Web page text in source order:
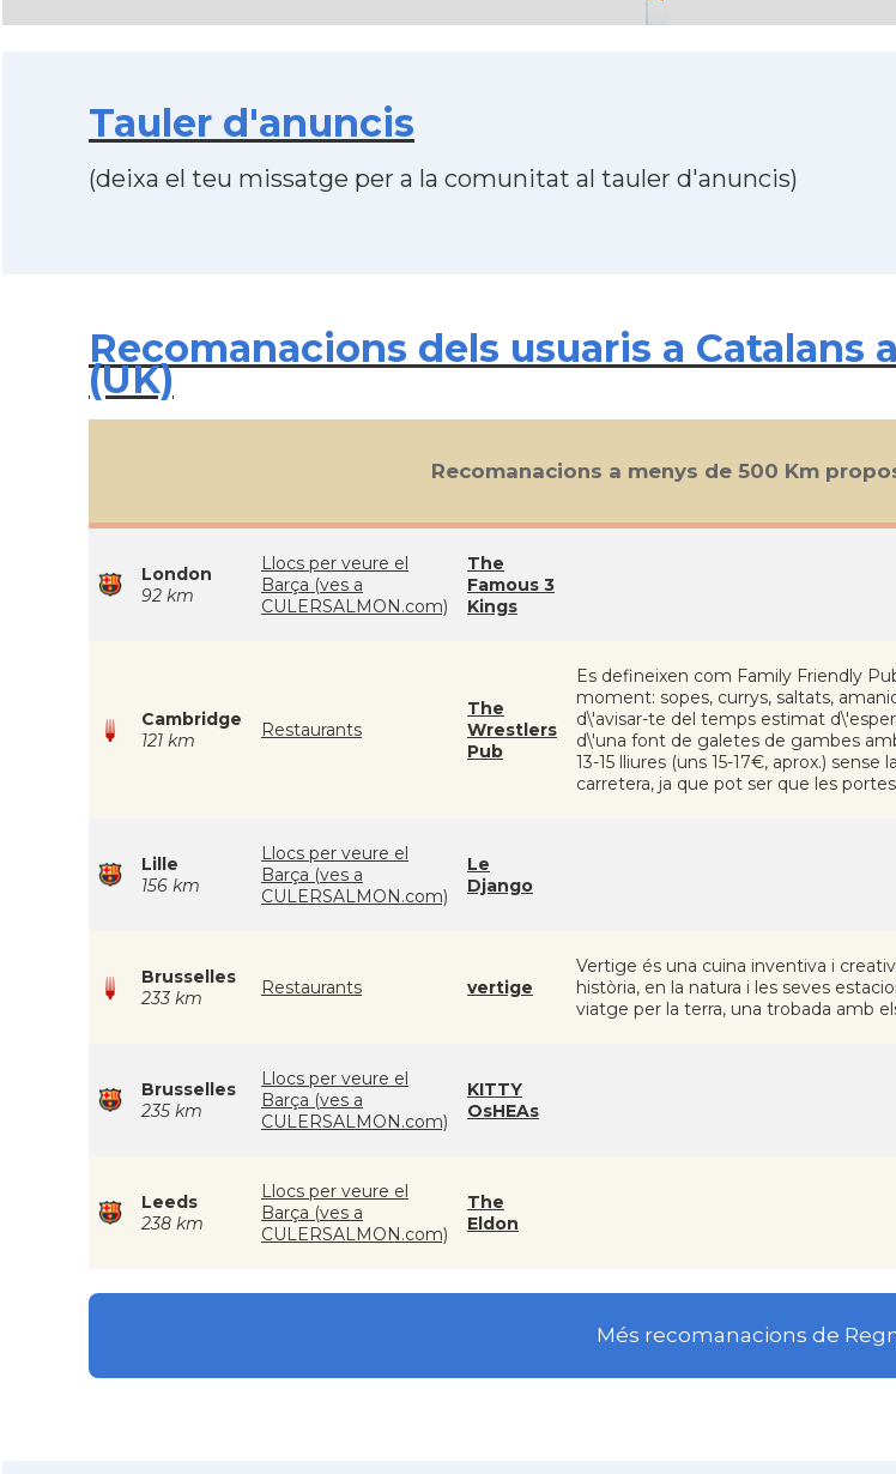
Tauler d'anuncis
(deixa el teu missatge per a la comunitat al tauler d'anuncis)
Recomanacions dels usuaris a Catalans
(UK)
Recomanacions a menys de 500 Km
London
92 km
Llocs per veure el
Barça (ves a
CULERSALMON.com)
The
Famous 3
Kings
Cambridge
121 km
Restaurants
The
Wrestlers
Pub
Es defineixen com Family Friendly
moment: sopes, currys, saltats,
d\'avisar-te del temps estimat
d\'una font de galetes de gambes
13-15 lliures (uns 15-17€, aprox.)
carretera, ja que pot ser que les
Lille
156 km
Llocs per veure el
Barça (ves a
CULERSALMON.com)
Le
Django
Brusselles
233 km
Restaurants vertige
Vertige és una cuina inventiva i
història, en la natura i les seves
viatge per la terra, una trobada amb
Brusselles
235 km
Llocs per veure el
Barça (ves a
CULERSALMON.com)
KITTY
OsHEAs
Leeds
238 km
Llocs per veure el
Barça (ves a
CULERSALMON.com)
The
Eldon
Més recomanacions de